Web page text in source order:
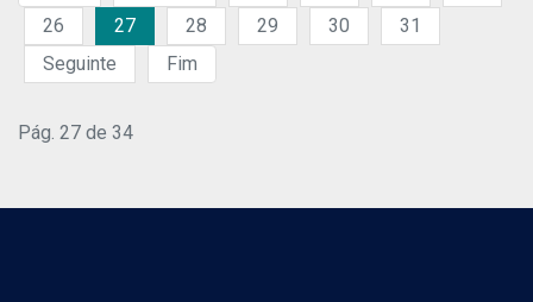
26
27 28 29 30
31
Seguinte
Fim
Pág. 27 de 34